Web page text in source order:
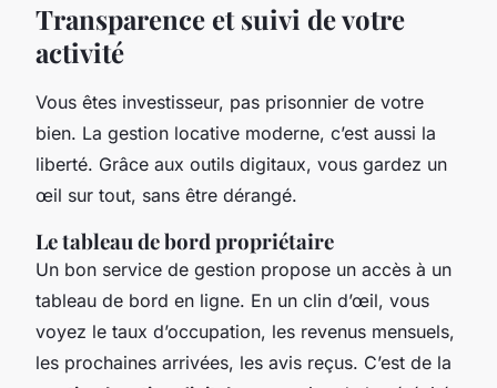
Transparence et suivi de votre
activité
Vous êtes investisseur, pas prisonnier de votre
bien. La gestion locative moderne, c’est aussi la
liberté. Grâce aux outils digitaux, vous gardez un
œil sur tout, sans être dérangé.
Le tableau de bord propriétaire
Un bon service de gestion propose un accès à un
tableau de bord en ligne. En un clin d’œil, vous
voyez le taux d’occupation, les revenus mensuels,
les prochaines arrivées, les avis reçus. C’est de la